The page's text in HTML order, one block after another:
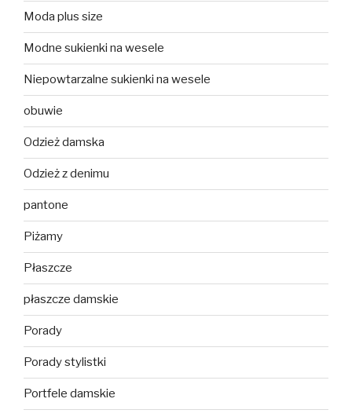
Moda plus size
Modne sukienki na wesele
Niepowtarzalne sukienki na wesele
obuwie
Odzież damska
Odzież z denimu
pantone
Piżamy
Płaszcze
płaszcze damskie
Porady
Porady stylistki
Portfele damskie